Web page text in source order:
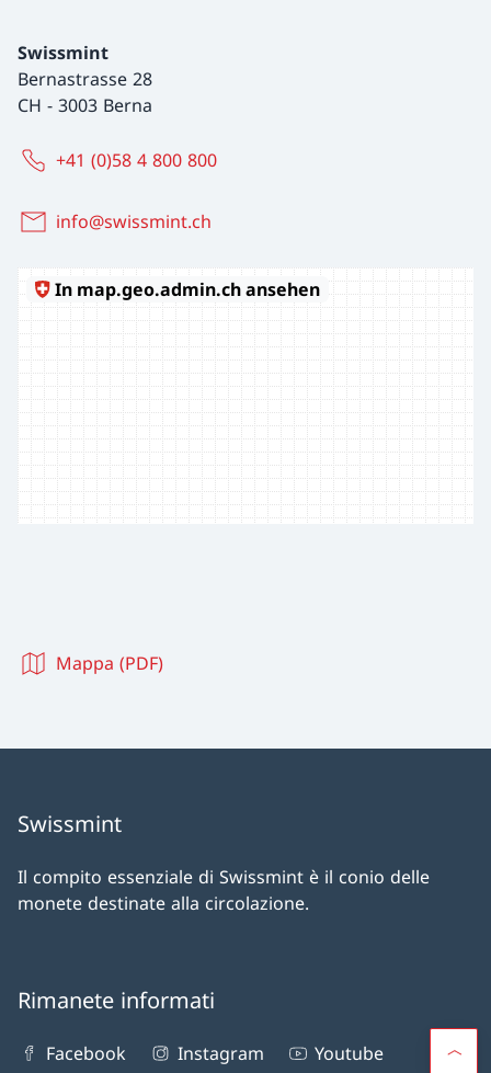
Swissmint
Bernastrasse 28
CH - 3003 Berna
+41 (0)58 4 800 800
info@swissmint.ch
Mappa (PDF)
Swissmint
Il compito essenziale di Swissmint è il conio delle
monete destinate alla circolazione.
Rimanete informati
Facebook Instagram
Youtube